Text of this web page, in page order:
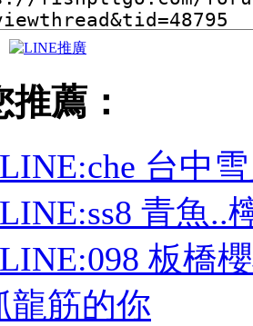
薦：
LINE:che 台中
LINE:ss8 青魚..
LINE:098 板橋
龍筋的你